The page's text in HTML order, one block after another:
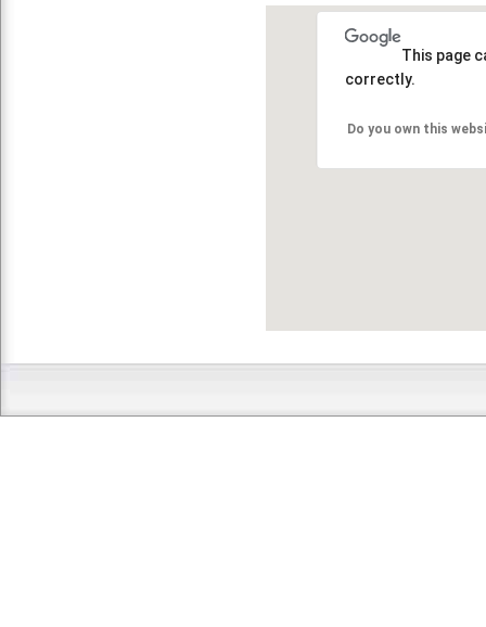
This page
correctly.
Do you own this